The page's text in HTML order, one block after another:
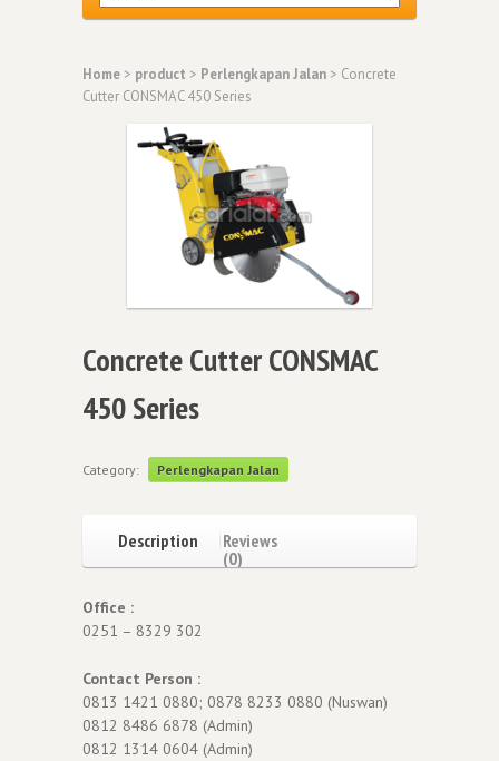
Home > product > Perlengkapan Jalan > Concrete
Cutter CONSMAC 450 Series
Concrete Cutter CONSMAC
450 Series
Category: Perlengkapan Jalan
Description
Reviews
(0)
Office :
0251 – 8329 302
Contact Person :
0813 1421 0880; 0878 8233 0880 (Nuswan)
0812 8486 6878 (Admin)
0812 1314 0604 (Admin)